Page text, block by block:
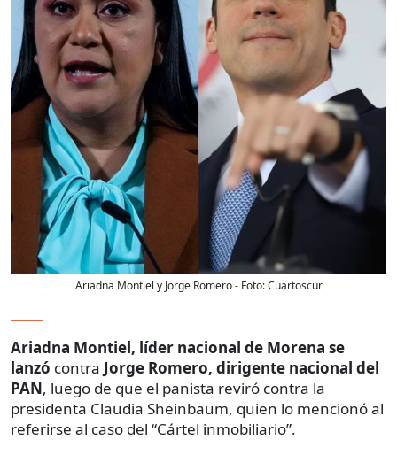
Ariadna Montiel y Jorge Romero- Foto:Cuartoscur
Ariadna Montiel, líder nacional de Morena se
lanzó contra Jorge Romero, dirigente nacional del
PAN, luego de que el panista reviró contra la
presidenta Claudia Sheinbaum, quien lo mencionó al
referirse al caso del “Cártel inmobiliario”.